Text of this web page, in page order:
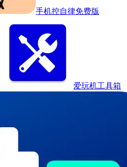
手机控自律免费版
爱玩机工具箱